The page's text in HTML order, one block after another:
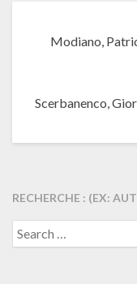
Modiano,
Scerbanenco,
RECHERCHE : (EX:
Search
for: